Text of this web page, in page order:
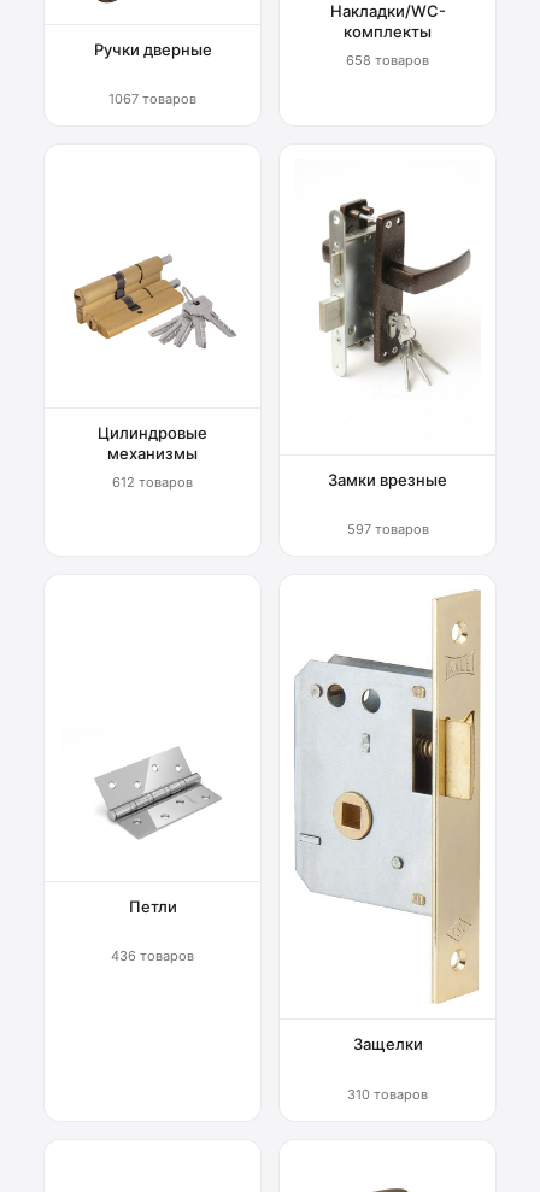
Ручки дверные
1067 товаров
Накладки/WC-
комплекты
658 товаров
Цилиндровые
механизмы
612 товаров Замки врезные
597 товаров
Петли
436 товаров
Защелки
310 товаров